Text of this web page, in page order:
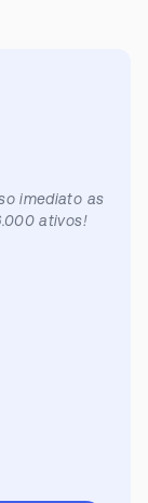
imediato as
ativos!